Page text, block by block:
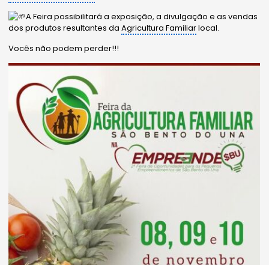
A Feira possibilitará a exposição, a divulgação e as vendas
dos produtos resultantes daAgricultura Familiarlocal.
Vocês não podem perder!!!